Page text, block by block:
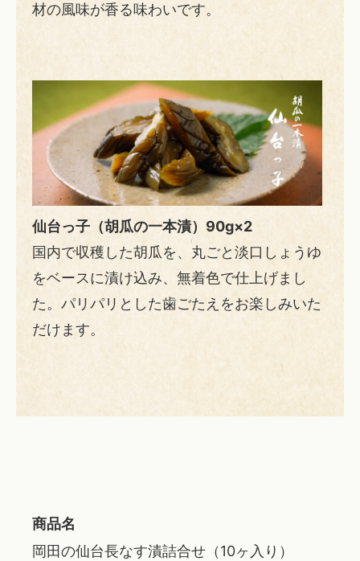
材の風味が香る味わいです。
仙台っ子（胡瓜の一本漬）90g×2
国内で収穫した胡瓜を、丸ごと淡口しょうゆ
をベースに漬け込み、無着色で仕上げまし
た。パリパリとした歯ごたえをお楽しみいた
だけます。
商品名
岡田の仙台長なす漬詰合せ（10ヶ入り）